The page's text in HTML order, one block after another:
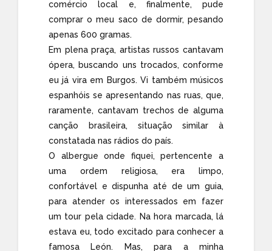
comércio local e, finalmente, pude
comprar o meu saco de dormir, pesando
apenas 600 gramas.
Em plena praça, artistas russos cantavam
ópera, buscando uns trocados, conforme
eu já vira em Burgos. Vi também músicos
espanhóis se apresentando nas ruas, que,
raramente, cantavam trechos de alguma
canção brasileira, situação similar à
constatada nas rádios do país.
O albergue onde fiquei, pertencente a
uma ordem religiosa, era limpo,
confortável e dispunha até de um guia,
para atender os interessados em fazer
um tour pela cidade. Na hora marcada, lá
estava eu, todo excitado para conhecer a
famosa León. Mas, para a minha